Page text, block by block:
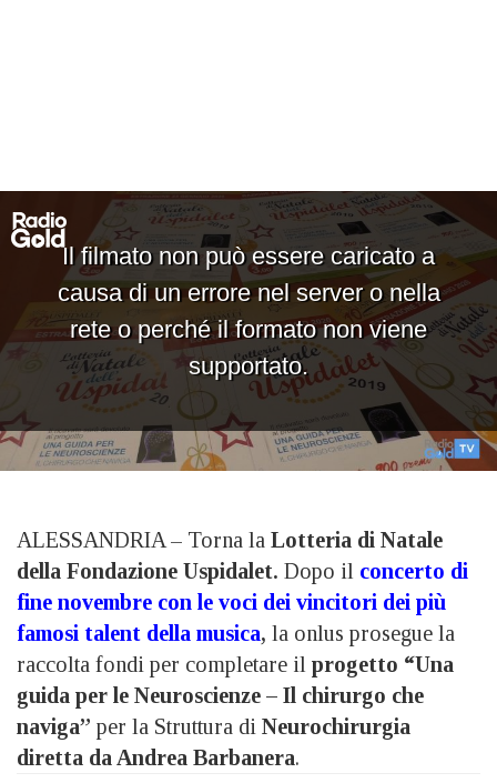
ALESSANDRIA – Torna la Lotteria di Natale
della Fondazione Uspidalet. Dopo il concerto di
fine novembre con le voci dei vincitori dei più
famosi talent della musica, la onlus prosegue la
raccolta fondi per completare il progetto “Una
guida per le Neuroscienze – Il chirurgo che
naviga” per la Struttura di Neurochirurgia
diretta da Andrea Barbanera.